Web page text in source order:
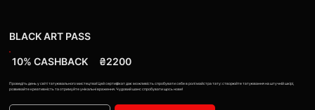
BLACK ART PASS
10% CASHBACK ₴2200
Проведіть день у світі татуювального мистецтва! Цей сертифікат дає можливість спробувати себе в ролі майстра тату: створюйте татуювання на штучній шкірі,
розвивайте креативність та отримуйте унікальні враження. Чудовий шанс спробувати щось нове!